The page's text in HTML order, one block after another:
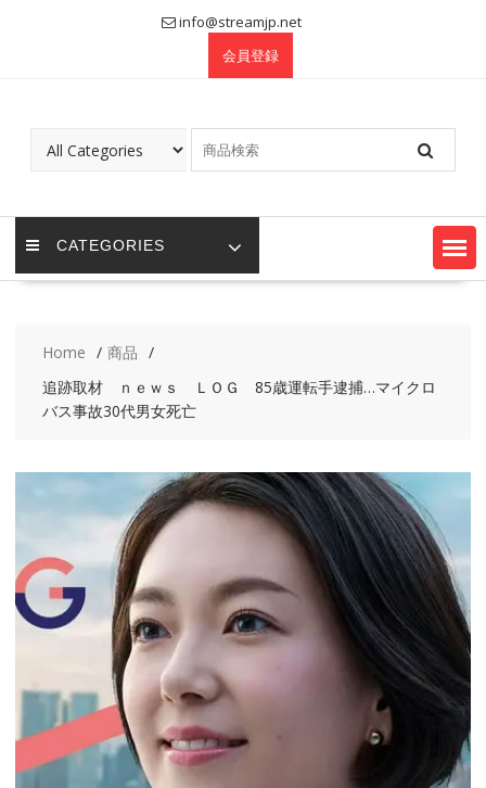
info@streamjp.net
会員登録
CATEGORIES
Home
商品
追跡取材 ｎｅｗｓ ＬＯＧ 85歳運転手逮捕…マイクロ
バス事故30代男女死亡